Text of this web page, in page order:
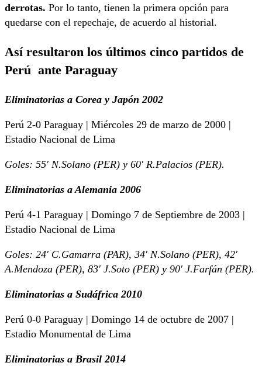
derrotas. Por lo tanto, tienen la primera opción para
quedarse con el repechaje, de acuerdo al historial.
Así resultaron los últimos cinco partidos de
Perú ante Paraguay
Eliminatorias a Corea y Japón 2002
Perú 2-0 Paraguay | Miércoles 29 de marzo de 2000 |
Estadio Nacional de Lima
Goles: 55′ N.Solano (PER) y 60′ R.Palacios (PER).
Eliminatorias a Alemania 2006
Perú 4-1 Paraguay | Domingo 7 de Septiembre de 2003 |
Estadio Nacional de Lima
Goles: 24′ C.Gamarra (PAR), 34′ N.Solano (PER), 42′
A.Mendoza (PER), 83′ J.Soto (PER) y 90′ J.Farfán (PER).
Eliminatorias a Sudáfrica 2010
Perú 0-0 Paraguay | Domingo 14 de octubre de 2007 |
Estadio Monumental de Lima
Eliminatorias a Brasil 2014